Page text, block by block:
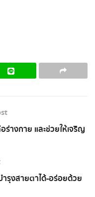
างกาย และช่วยให้เจริญ
รุงสายตาได้-อร่อยด้วย